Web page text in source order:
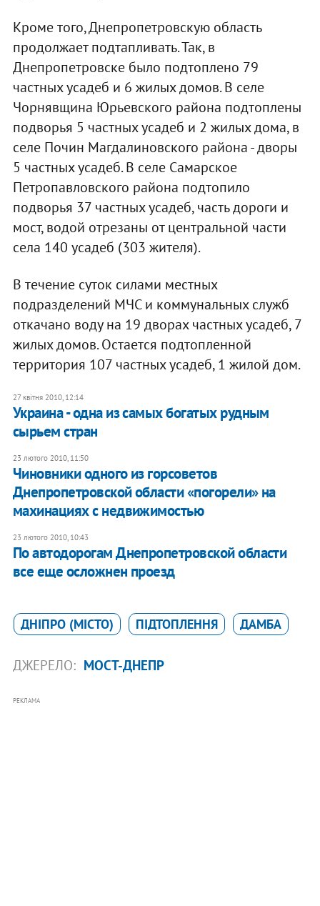
Кроме того, Днепропетровскую область
продолжает подтапливать. Так, в
Днепропетровске было подтоплено 79
частных усадеб и 6 жилых домов. В селе
Чорнявщина Юрьевского района подтоплены
подворья 5 частных усадеб и 2 жилых дома, в
селе Почин Магдалиновского района - дворы
5 частных усадеб. В селе Самарское
Петропавловского района подтопило
подворья 37 частных усадеб, часть дороги и
мост, водой отрезаны от центральной части
села 140 усадеб (303 жителя).
В течение суток силами местных
подразделений МЧС и коммунальных служб
откачано воду на 19 дворах частных усадеб, 7
жилых домов. Остается подтопленной
территория 107 частных усадеб, 1 жилой дом.
27 квітня 2010, 12:14
Украина - одна из самых богатых рудным
сырьем стран
23 лютого 2010, 11:50
Чиновники одного из горсоветов
Днепропетровской области «погорели» на
махинациях с недвижимостью
23 лютого 2010, 10:43
По автодорогам Днепропетровской области
все еще осложнен проезд
ДНІПРО (МІСТО) ПІДТОПЛЕННЯ ДАМБА
ДЖЕРЕЛО: МОСТ-ДНЕПР
РЕКЛАМА